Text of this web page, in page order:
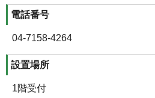
電話番号
04-7158-4264
設置場所
1階受付